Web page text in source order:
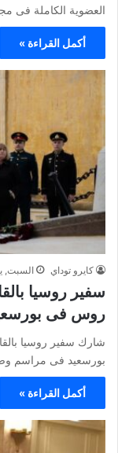
العضوية الكاملة فى مجموعة
أكمل القراءة »
كايرو توداي السبت, يناير 4,
سفير روسيا
روس فى
شارك سفير روسيا
بورسعيد فى مراسم
أكمل القراءة »